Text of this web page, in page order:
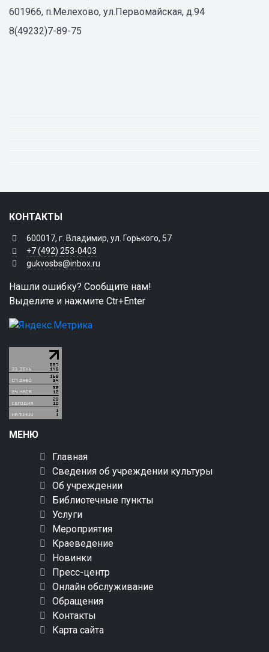
601966, п.Мелехово, ул.Первомайская, д.94
8(49232)7-89-75
КОНТАКТЫ
600017, г. Владимир, ул. Горького, 57
+7 (492) 253-0403
gukvosbs@inbox.ru
Нашли ошибку? Сообщите нам!
Выделите и нажмите Ctr+Enter
МЕНЮ
Главная
Сведения об учреждении культуры
Об учреждении
Библиотечные пункты
Услуги
Мероприятия
Краеведение
Новинки
Пресс-центр
Онлайн обслуживание
Обращения
Контакты
Карта сайта